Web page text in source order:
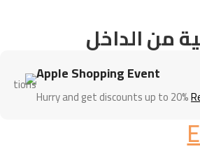
من الداخل
Apple Shopping Event
Hurry and get discounts up to 20%